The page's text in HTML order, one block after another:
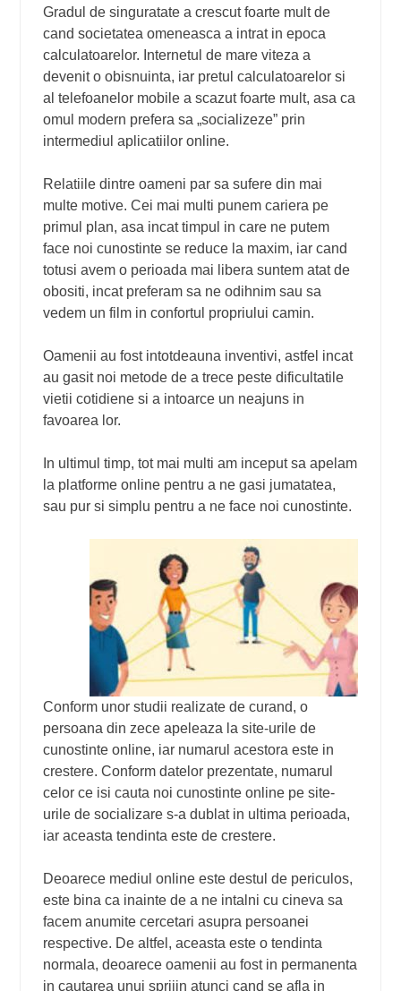
Gradul de singuratate a crescut foarte mult de
cand societatea omeneasca a intrat in epoca
calculatoarelor. Internetul de mare viteza a
devenit o obisnuinta, iar pretul calculatoarelor si
al telefoanelor mobile a scazut foarte mult, asa ca
omul modern prefera sa „socializeze” prin
intermediul aplicatiilor online.
Relatiile dintre oameni par sa sufere din mai
multe motive. Cei mai multi punem cariera pe
primul plan, asa incat timpul in care ne putem
face noi cunostinte se reduce la maxim, iar cand
totusi avem o perioada mai libera suntem atat de
obositi, incat preferam sa ne odihnim sau sa
vedem un film in confortul propriului camin.
Oamenii au fost intotdeauna inventivi, astfel incat
au gasit noi metode de a trece peste dificultatile
vietii cotidiene si a intoarce un neajuns in
favoarea lor.
In ultimul timp, tot mai multi am inceput sa apelam
la platforme online pentru a ne gasi jumatatea,
sau pur si simplu pentru a ne face noi cunostinte.
Conform unor studii realizate de curand, o
persoana din zece apeleaza la site-urile de
cunostinte online, iar numarul acestora este in
crestere. Conform datelor prezentate, numarul
celor ce isi cauta noi cunostinte online pe site-
urile de socializare s-a dublat in ultima perioada,
iar aceasta tendinta este de crestere.
Deoarece mediul online este destul de periculos,
este bina ca inainte de a ne intalni cu cineva sa
facem anumite cercetari asupra persoanei
respective. De altfel, aceasta este o tendinta
normala, deoarece oamenii au fost in permanenta
in cautarea unui sprijin atunci cand se afla in